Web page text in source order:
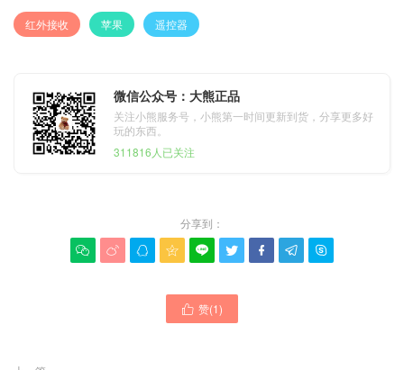
红外接收 苹果 遥控器
微信公众号：大熊正品
关注小熊服务号，小熊第一时间更新到货，分享更多好
玩的东西。
311816人已关注
分享到：
        
 赞(1)